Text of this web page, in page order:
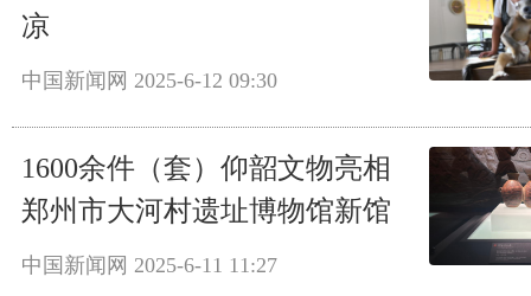
凉
中国新闻网 2025-6-12 09:30
1600余件（套）仰韶文物亮相
郑州市大河村遗址博物馆新馆
中国新闻网 2025-6-11 11:27